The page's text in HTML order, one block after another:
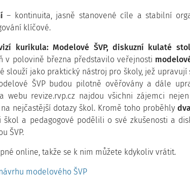
– kontinuita, jasně stanovené cíle a stabilní
klíčové.
kurikula: Modelové ŠVP, diskuzní kulaté
v polovině března představilo veřejnosti
slouží jako praktický nástroj pro školy, jež upravují
ŠVP budou pilotně ověřovány a dále
webu revize.rvp.cz najdou všichni zájemci
nejčastější dotazy škol. Kromě toho proběhly
škol a pedagogové podělili o své zkušenosti a
ŠVP.
online, takže se k nim můžete kdykoliv vrátit.
modelového ŠVP